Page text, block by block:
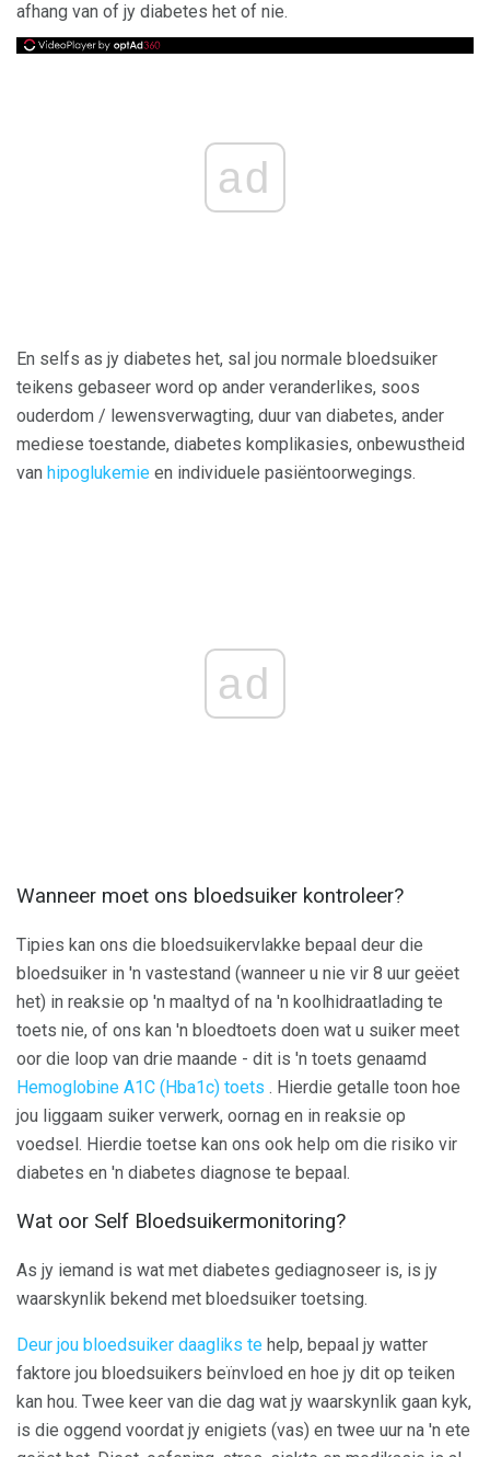
afhang van of jy diabetes het of nie.
ad
En selfs as jy diabetes het, sal jou normale bloedsuiker
teikens gebaseer word op ander veranderlikes, soos
ouderdom / lewensverwagting, duur van diabetes, ander
mediese toestande, diabetes komplikasies, onbewustheid
van hipoglukemie en individuele pasiëntoorwegings.
ad
Wanneer moet ons bloedsuiker kontroleer?
Tipies kan ons die bloedsuikervlakke bepaal deur die
bloedsuiker in 'n vastestand (wanneer u nie vir 8 uur geëet
het) in reaksie op 'n maaltyd of na 'n koolhidraatlading te
toets nie, of ons kan 'n bloedtoets doen wat u suiker meet
oor die loop van drie maande - dit is 'n toets genaamd
Hemoglobine A1C (Hba1c) toets . Hierdie getalle toon hoe
jou liggaam suiker verwerk, oornag en in reaksie op
voedsel. Hierdie toetse kan ons ook help om die risiko vir
diabetes en 'n diabetes diagnose te bepaal.
Wat oor Self Bloedsuikermonitoring?
As jy iemand is wat met diabetes gediagnoseer is, is jy
waarskynlik bekend met bloedsuiker toetsing.
Deur jou bloedsuiker daagliks te help, bepaal jy watter
faktore jou bloedsuikers beïnvloed en hoe jy dit op teiken
kan hou. Twee keer van die dag wat jy waarskynlik gaan kyk,
is die oggend voordat jy enigiets (vas) en twee uur na 'n ete